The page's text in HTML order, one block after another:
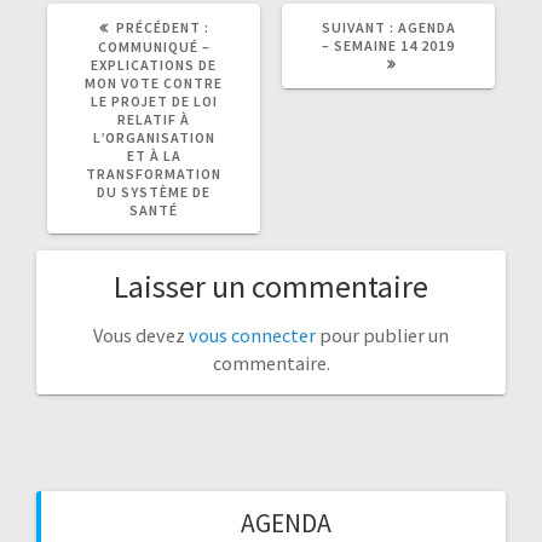
PRÉCÉDENT :
ARTICLE
PRÉCÉDENT
COMMUNIQUÉ –
EXPLICATIONS DE
MON VOTE CONTRE
LE PROJET DE LOI
RELATIF À
L’ORGANISATION
ET À LA
TRANSFORMATION
DU SYSTÈME DE
SANTÉ
SUIVANT :
ARTICLE
AGENDA
– SEMAINE 14 2019
Laisser un commentaire
Vous devez vous connecter pour publier un
commentaire.
AGENDA